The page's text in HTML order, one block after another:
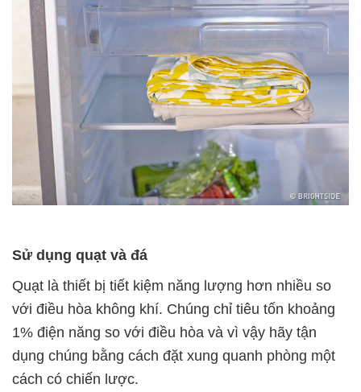
Sử dụng quạt và đá
Quạt là thiết bị tiết kiệm năng lượng hơn nhiều so
với điều hòa không khí. Chúng chỉ tiêu tốn khoảng
1% điện năng so với điều hòa và vì vậy hãy tận
dụng chúng bằng cách đặt xung quanh phòng một
cách có chiến lược.